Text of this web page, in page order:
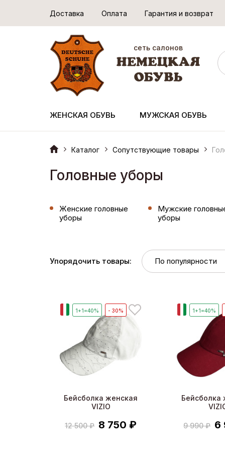
Доставка Оплата Гарантия и возврат
сеть салонов
ЖЕНСКАЯ ОБУВЬ МУЖСКАЯ ОБУВЬ
Каталог Сопутствующие товары
Головные уборы
Женские головные
уборы
Мужские
уборы
Упорядочить товары:
1+1=40% - 30%
Бейсболка женская
VIZIO
12 500 ₽ 8 750 ₽
1+1=40%
Бейсболка
9 990 ₽ 6